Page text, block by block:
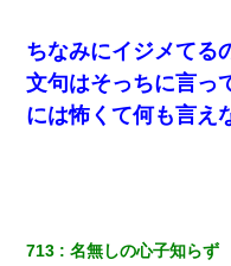
ちなみにイジメてる
文句はそっちに言っ
には怖くて何も言え
713 名無しの心子知らず